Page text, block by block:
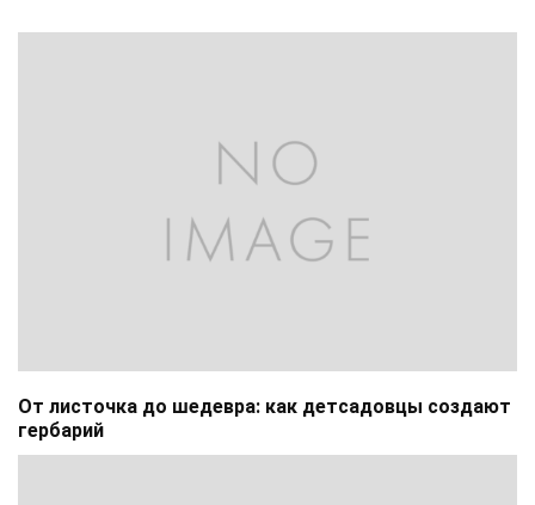
От листочка до шедевра: как детсадовцы создают
гербарий